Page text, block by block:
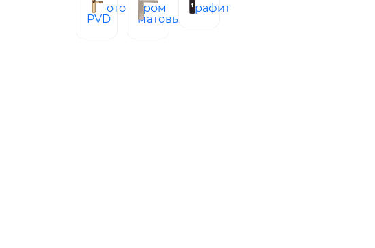
золото
PVD
хром
матовый
графит